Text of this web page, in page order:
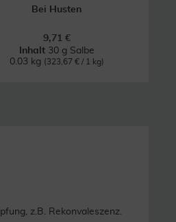
Bei Husten
9,71 €
Inhalt 30 g Salbe
0.03 kg (323,67 € / 1 kg)
z.B. Rekonvaleszenz.